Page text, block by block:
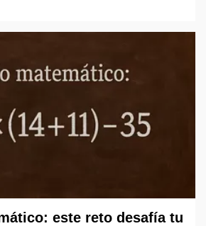
este reto desafía tu